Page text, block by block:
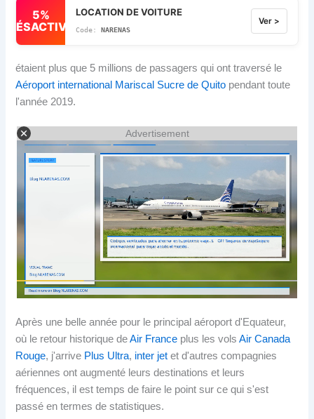
5%
DÉSACTIVÉ
LOCATION DE VOITURE
NARENAS
Ver >
étaient plus que 5 millions de passagers qui ont traversé le
Aéroport international Mariscal Sucre de Quito pendant toute
l'année 2019.
Advertisement
Après une belle année pour le principal aéroport d'Equateur,
où le retour historique deAir France plus les volsAir Canada
Rouge, j'arrive Plus Ultra, inter jet et d'autres compagnies
aériennes ont augmenté leurs destinations et leurs
fréquences, il est temps de faire le point sur ce qui s'est
passé en termes de statistiques.